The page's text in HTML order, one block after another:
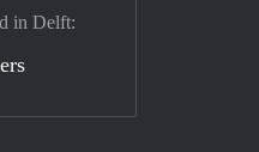
in Delft: